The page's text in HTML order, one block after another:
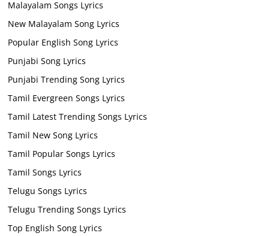
Malayalam Songs Lyrics
New Malayalam Song Lyrics
Popular English Song Lyrics
Punjabi Song Lyrics
Punjabi Trending Song Lyrics
Tamil Evergreen Songs Lyrics
Tamil Latest Trending Songs Lyrics
Tamil New Song Lyrics
Tamil Popular Songs Lyrics
Tamil Songs Lyrics
Telugu Songs Lyrics
Telugu Trending Songs Lyrics
Top English Song Lyrics